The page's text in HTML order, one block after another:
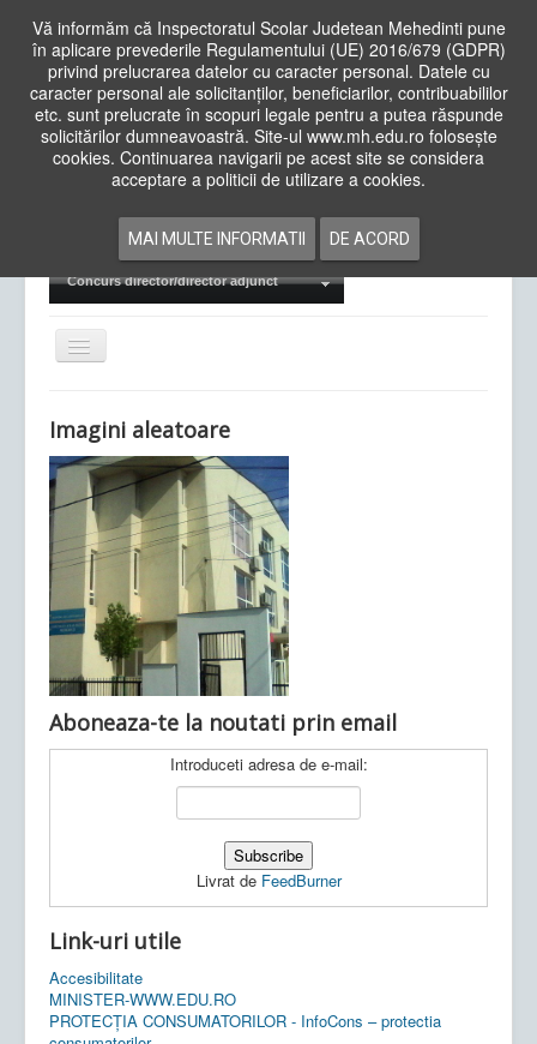
Vă informăm că Inspectoratul Scolar Judetean Mehedinti pune
în aplicare prevederile Regulamentului (UE) 2016/679 (GDPR)
privind prelucrarea datelor cu caracter personal. Datele cu
caracter personal ale solicitanților, beneficiarilor, contribuabililor
etc. sunt prelucrate în scopuri legale pentru a putea răspunde
solicitărilor dumneavoastră. Site-ul www.mh.edu.ro folosește
cookies. Continuarea navigarii pe acest site se considera
acceptare a politicii de utilizare a cookies.
MAI MULTE INFORMATII DE ACORD
Cauta
in
siteAcasa Cadre Didactice
Examene Naționale
Concurs director/director adjunct
Comută
navigarea
Ultimele articole: Vi, 04.11.2022 -
Județean Mehedinți
Imagini aleatoare
Aboneaza-te la noutati prin email
Introduceti adresa de e-mail:
Livrat de FeedBurner
Link-uri utile
Accesibilitate
MINISTER-WWW.EDU.RO
PROTECȚIA CONSUMATORILOR - InfoCons – protectia